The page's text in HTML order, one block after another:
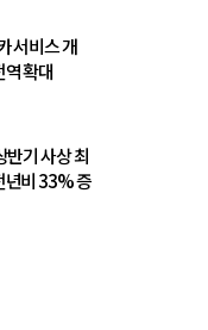
서비스 개
확대
반기 사상 최
비 33% 증